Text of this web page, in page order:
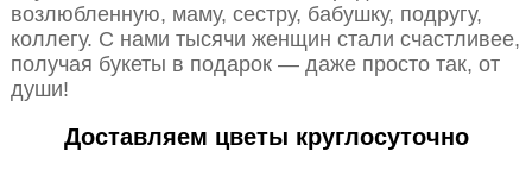
возлюбленную, маму, сестру, бабушку, подругу,
коллегу. С нами тысячи женщин стали счастливее,
получая букеты в подарок — даже просто так, от
души!
Доставляем цветы круглосуточно